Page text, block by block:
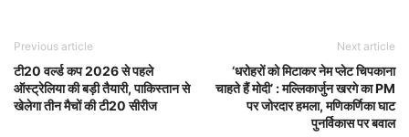
Previous article
टी20 वर्ल्ड कप 2026 से पहले
ऑस्ट्रेलिया की बड़ी तैयारी, पाकिस्तान से
खेलेगा तीन मैचों की टी20 सीरीज
Next article
‘धरोहरों को मिटाकर नेम प्लेट चिपकाना
चाहते हैं मोदी’ : मल्लिकार्जुन खरगे का PM
पर जोरदार हमला, मणिकर्णिका घाट
पुनर्विकास पर बवाल